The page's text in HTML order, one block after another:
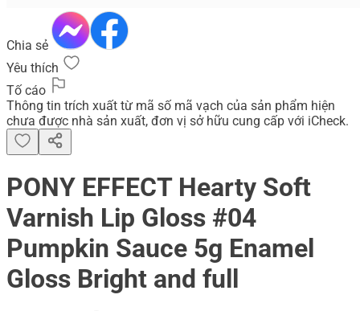
Chia sẻ
Yêu thích
Tố cáo
Thông tin trích xuất từ mã số mã vạch của sản phẩm hiện
chưa được nhà sản xuất, đơn vị sở hữu cung cấp với iCheck.
PONY EFFECT Hearty Soft
Varnish Lip Gloss #04
Pumpkin Sauce 5g Enamel
Gloss Bright and full